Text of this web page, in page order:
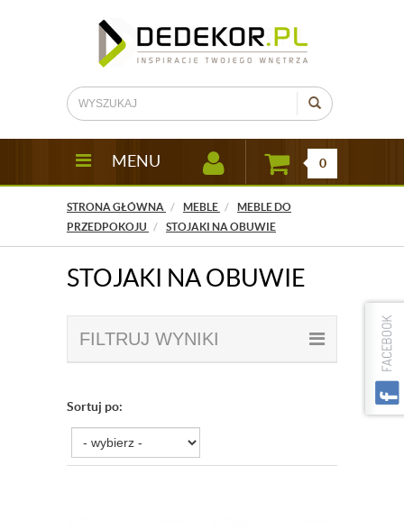
MENU 0
STRONA GŁÓWNA MEBLE
MEBLE DO
PRZEDPOKOJU
STOJAKI NA OBUWIE
STOJAKI NA OBUWIE
FILTRUJ WYNIKI
Sortuj po: